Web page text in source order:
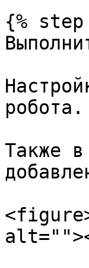
{% step
робота.
Также